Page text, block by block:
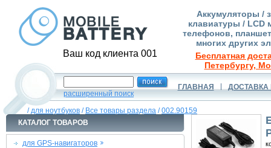
Ваш код клиента 001
Аккумуляторы /
клавиатуры / LCD
телефонов,
многих других
Бесплатная
Петербургу,
расширенный поиск
ГЛАВНАЯ ДОСТАВКА
/для ноутбуков / Все товары раздела /002.90159
КАТАЛОГ ТОВАРОВ
для GPS-навигаторов